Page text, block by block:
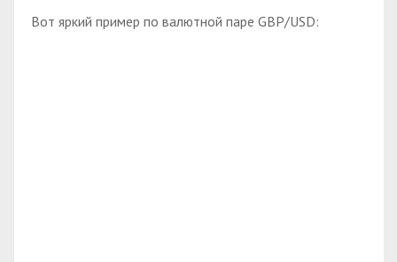
Вот яркий пример по валютной паре GBP/USD: